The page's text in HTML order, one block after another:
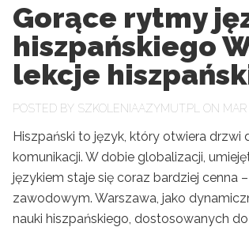
Gorące rytmy
hiszpańskiego
lekcje
POSTED BY SZKOLENIAAZYMUT.PL ON MAR
Hiszpański to język, który otwiera drzwi
komunikacji. W dobie globalizacji,
językiem staje się coraz bardziej cenna
zawodowym. Warszawa, jako
nauki hiszpańskiego, dostosowanych